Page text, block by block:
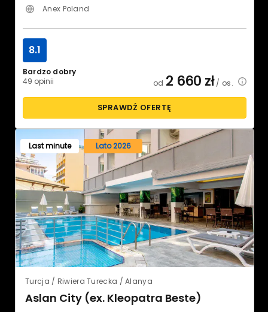
Anex Poland
Bardzo dobry
49 opinii
8.1
od 2 660 zł/ os.
SPRAWDŹ OFERTĘ
Last minute Lato 2026
Turcja / Riwiera Turecka / Alanya
Aslan City (ex. Kleopatra Beste)